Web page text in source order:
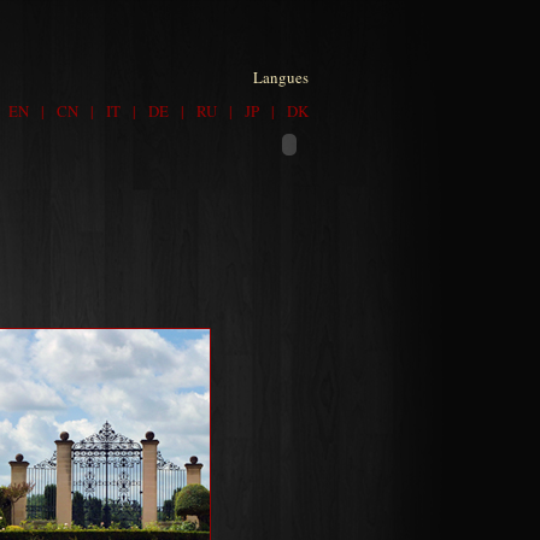
Langues
EN | CN | IT | DE | RU | JP | DK